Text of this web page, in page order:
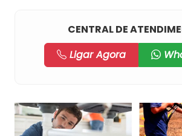
CENTRAL DE
Ligar Agora